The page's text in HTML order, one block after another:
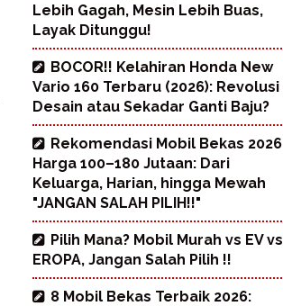
Lebih Gagah, Mesin Lebih Buas,
Layak Ditunggu!
BOCOR!! Kelahiran Honda New
Vario 160 Terbaru (2026): Revolusi
Desain atau Sekadar Ganti Baju?
Rekomendasi Mobil Bekas 2026
Harga 100–180 Jutaan: Dari
Keluarga, Harian, hingga Mewah
"JANGAN SALAH PILIH!!"
Pilih Mana? Mobil Murah vs EV vs
EROPA, Jangan Salah Pilih !!
8 Mobil Bekas Terbaik 2026: